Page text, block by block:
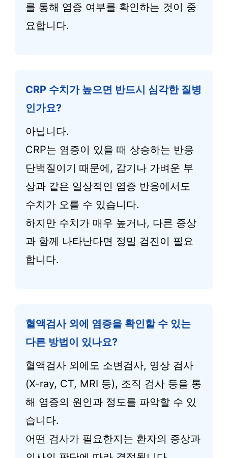
를 통해 염증 여부를 확인하는 것이 중
요합니다.
CRP 수치가 높으면 반드시 심각한 질병
인가요?
아닙니다.
CRP는 염증이 있을 때 상승하는 반응
단백질이기 때문에, 감기나 가벼운 부
상과 같은 일상적인 염증 반응에서도
수치가 오를 수 있습니다.
하지만 수치가 매우 높거나, 다른 증상
과 함께 나타난다면 정밀 검진이 필요
합니다.
혈액검사 외에 염증을 확인할 수 있는
다른 방법이 있나요?
혈액검사 외에도 소변검사, 영상 검사
(X-ray, CT, MRI 등), 조직 검사 등을 통
해 염증의 원인과 정도를 파악할 수 있
습니다.
어떤 검사가 필요한지는 환자의 증상과